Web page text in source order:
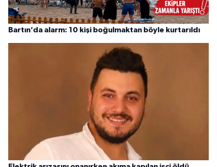
Bartın’da alarm: 10 kişi boğulmaktan böyle kurtarıldı